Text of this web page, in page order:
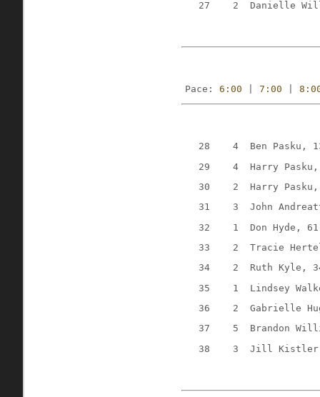
27    2  Danielle
Pace: 6:00 7:00
28    4  Ben Pasku,
29    4  Harry Pasku,
30    2  Harry Pasku,
31    3  John
32    1  Don Hyde, 61,
33    2  Tracie Hertel,
34    2  Ruth Kyle, 34*
35    1  Lindsey
36    2  Gabrielle
37    5  Brandon
38    3  Jill Kistler,